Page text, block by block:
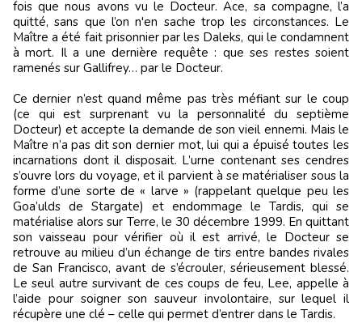
fois que nous avons vu le Docteur. Ace, sa compagne, l’a
quitté, sans que l’on n'en sache trop les circonstances. Le
Maître a été fait prisonnier par les Daleks, qui le condamnent
à mort. Il a une dernière requête : que ses restes soient
ramenés sur Gallifrey… par le Docteur.
Ce dernier n’est quand même pas très méfiant sur le coup
(ce qui est surprenant vu la personnalité du septième
Docteur) et accepte la demande de son vieil ennemi. Mais le
Maître n’a pas dit son dernier mot, lui qui a épuisé toutes les
incarnations dont il disposait. L’urne contenant ses cendres
s’ouvre lors du voyage, et il parvient à se matérialiser sous la
forme d’une sorte de « larve » (rappelant quelque peu les
Goa’ulds de Stargate) et endommage le Tardis, qui se
matérialise alors sur Terre, le 30 décembre 1999. En quittant
son vaisseau pour vérifier où il est arrivé, le Docteur se
retrouve au milieu d’un échange de tirs entre bandes rivales
de San Francisco, avant de s’écrouler, sérieusement blessé.
Le seul autre survivant de ces coups de feu, Lee, appelle à
l’aide pour soigner son sauveur involontaire, sur lequel il
récupère une clé – celle qui permet d’entrer dans le Tardis.